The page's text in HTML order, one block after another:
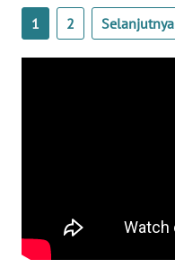
1 2 Selanjutnya
WN
KEPRI
WN